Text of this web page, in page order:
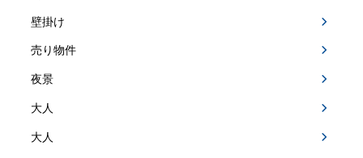
壁掛け
売り物件
夜景
大人
大人